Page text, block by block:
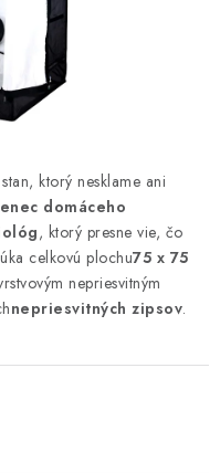
ktorý nesklame ani
domáceho
, ktorý presne vie, čo
celkovú plochu75 x 75
nepriesvitným
nepriesvitných zipsov.